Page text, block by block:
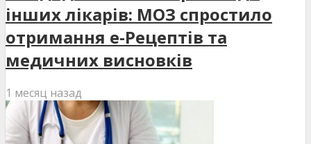
інших лікарів: МОЗ спростило
отримання е-Рецептів та
медичних висновків
1 месяц назад